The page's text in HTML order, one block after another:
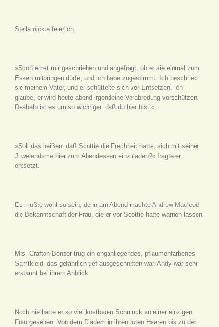
Stella nickte feierlich.
»Scottie hat mir geschrieben und angefragt, ob er sie einmal zum
Essen mitbringen dürfe, und ich habe zugestimmt. Ich beschrieb
sie meinem Vater, und er schüttelte sich vor Entsetzen. Ich
glaube, er wird heute abend irgendeine Verabredung vorschützen.
Deshalb ist es um so wichtiger, daß du hier bist.«
»Soll das heißen, daß Scottie die Frechheit hatte, sich mit seiner
Juwelendame hier zum Abendessen einzuladen?« fragte er
entsetzt.
Es mußte wohl so sein, denn am Abend machte Andrew Macleod
die Bekanntschaft der Frau, die er vor Scottie hatte warnen lassen.
Mrs. Crafton-Bonsor trug ein enganliegendes, pflaumenfarbenes
Samtkleid, das gefährlich tief ausgeschnitten war. Andy war sehr
erstaunt bei ihrem Anblick.
Noch nie hatte er so viel kostbaren Schmuck an einer einzigen
Frau gesehen. Von dem Diadem in ihren roten Haaren bis zu den